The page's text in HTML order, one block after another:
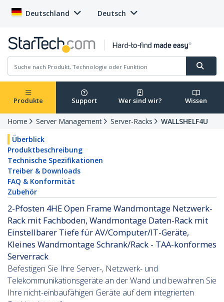
Deutschland Deutsch
Produkte Support Wer sind wir? Wissen
Home Server Management Server-Racks
WALLSHELF4U
Überblick
Produktbeschreibung
Technische Spezifikationen
Treiber & Downloads
FAQ & Konformität
Zubehör
2-Pfosten 4HE Open Frame Wandmontage Netzwerk-
Rack mit Fachboden, Wandmontage Daten-Rack mit
Einstellbarer Tiefe für AV/Computer/IT-Geräte,
Kleines Wandmontage Schrank/Rack - TAA-konformes
Serverrack
Befestigen Sie Ihre Server-, Netzwerk- und
Telekommunikationsgeräte an der Wand und bewahren Sie
Ihre nicht-einbaufähigen Geräte auf dem integrierten